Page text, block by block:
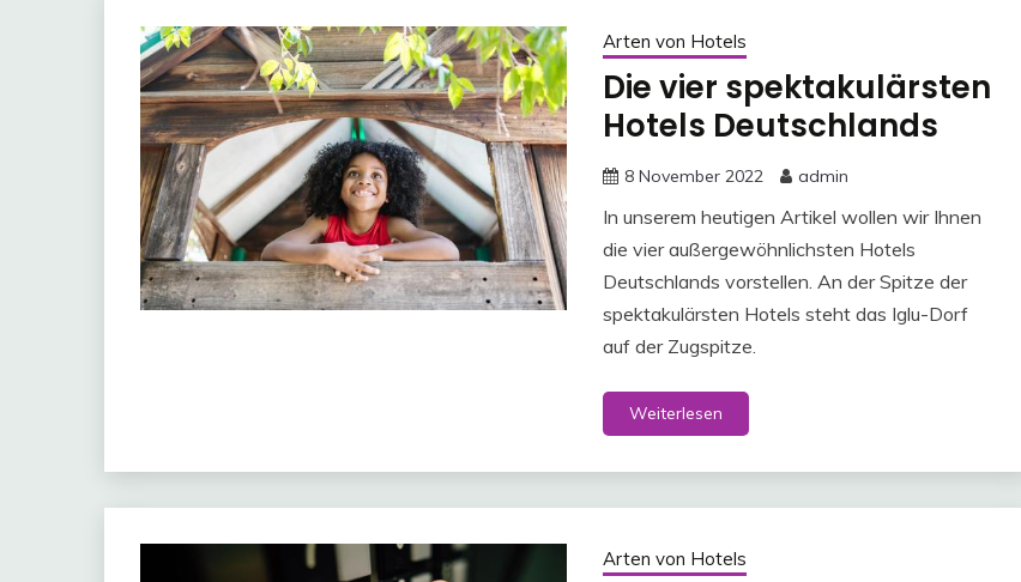
Arten von Hotels
Die vier spektakulärsten
Hotels Deutschlands
8 November 2022 admin
In unserem heutigen Artikel wollen wir Ihnen
die vier außergewöhnlichsten Hotels
Deutschlands vorstellen. An der Spitze der
spektakulärsten Hotels steht das Iglu-Dorf
auf der Zugspitze.
Weiterlesen
Arten von Hotels